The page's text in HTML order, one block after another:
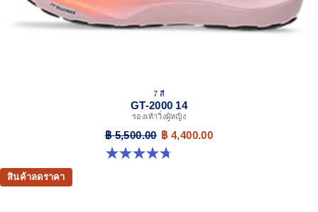
7 สี
GT-2000 14
รองเท้าวิ่งผู้หญิง
฿ 5,500.00 ฿ 4,400.00
4.7 จาก 5 ดาว 158 รีวิว
สินค้าลดราคา